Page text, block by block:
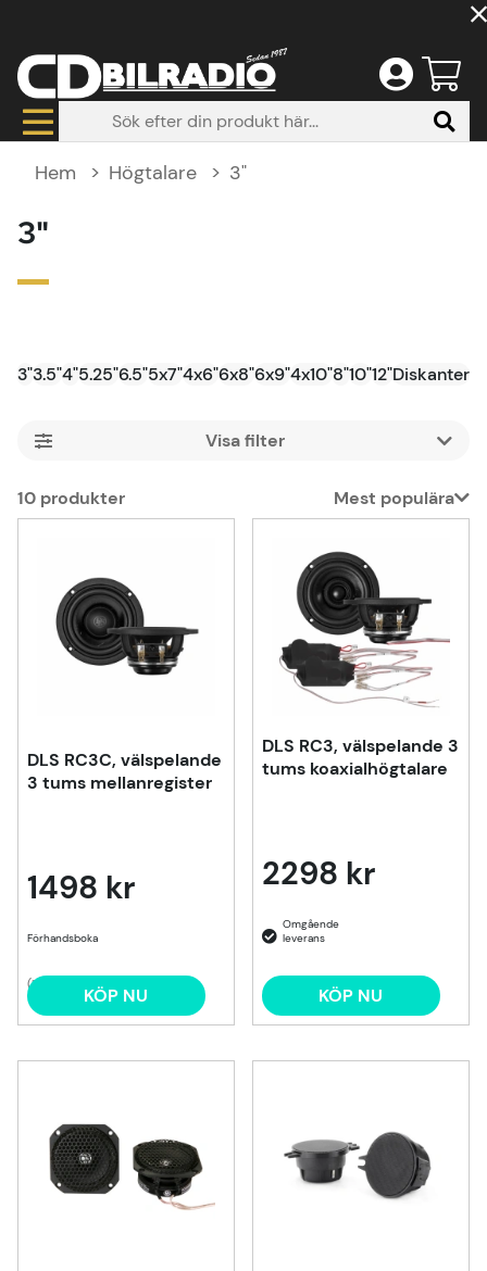
Hem Högtalare 3"
3"
3"3.5"4"5.25"6.5"5x7"4x6"6x8"6x9"4x10"8"10"12"Diskanter
Filtrera
10 produkter
Mest populära
DLS RC3C, välspelande
3 tums mellanregister
1498 kr
Förhandsboka
(1) KÖP NU
DLS RC3, välspelande 3
tums koaxialhögtalare
2298 kr
KÖP NU